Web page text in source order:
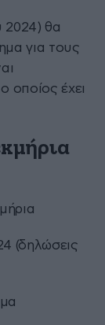
2024) θα
για τους
οποίος έχει
(δηλώσεις